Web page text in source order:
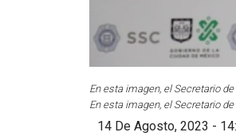
En esta imagen, el Secretario
En esta imagen, el Secretario
14 De Agosto, 2023 -